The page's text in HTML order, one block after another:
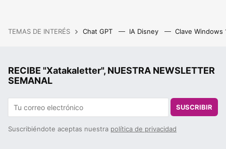
TEMAS DE INTERÉS Chat GPT IA Disney Clave Windows
RECIBE "Xatakaletter", NUESTRA NEWSLETTER
SEMANAL
SUSCRIBIR
Suscribiéndote aceptas nuestra política de privacidad